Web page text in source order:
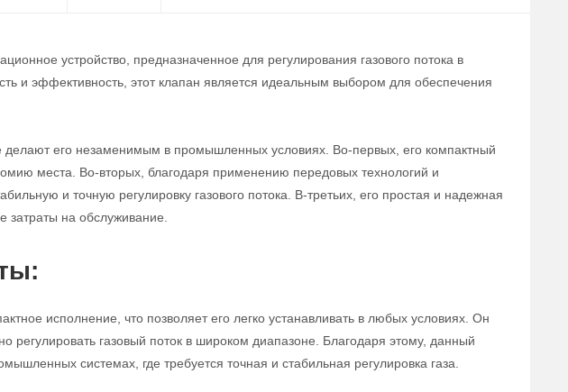
устройство, предназначенное для регулирования газового потока в
и эффективность, этот клапан является идеальным выбором для обеспечения
делают его незаменимым в промышленных условиях. Во-первых, его компактный
места. Во-вторых, благодаря применению передовых технологий и
и точную регулировку газового потока. В-третьих, его простая и надежная
затраты на обслуживание.
исполнение, что позволяет его легко устанавливать в любых условиях. Он
газовый поток в широком диапазоне. Благодаря этому, данный
системах, где требуется точная и стабильная регулировка газа.